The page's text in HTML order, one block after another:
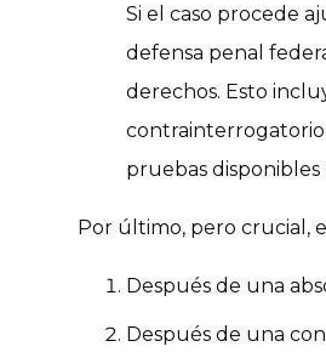
Si el caso procede a
defensa penal
derechos. Esto
contrainterrogatorio
pruebas
Por último, pero crucial,
Después de una
Después de una